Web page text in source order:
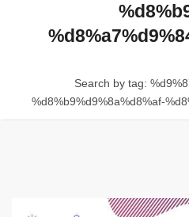
Search by tag:
%d8%b9%d9%8a%d8%af-